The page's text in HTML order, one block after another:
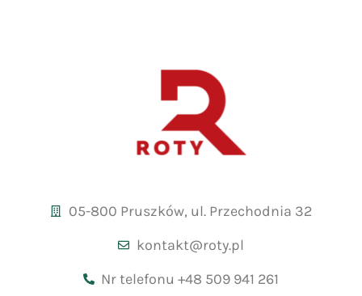
05-800 Pruszków, ul. Przechodnia 32
kontakt@roty.pl
Nr telefonu +48 509 941 261